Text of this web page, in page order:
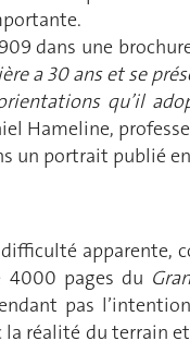
dans une
a 30 ans et se
qu’il
Hameline,
un portrait publié
apparente,
pages du
pas
réalité du terrain